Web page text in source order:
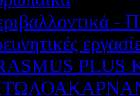
-
PLUS